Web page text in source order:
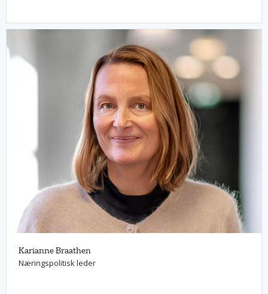
Karianne Braathen
Næringspolitisk leder